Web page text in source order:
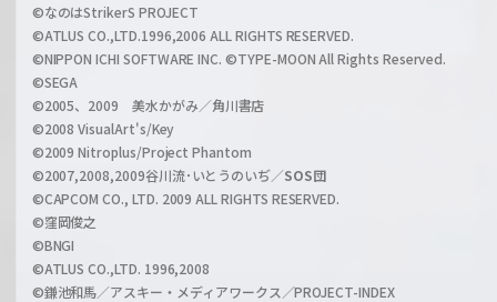
h
a
n
l
©なのはStrikerS PROJECT
©ATLUS CO.,LTD.1996,2006 ALL RIGHTS RESERVED.
©NIPPON ICHI SOFTWARE INC. ©TYPE-MOON All Rights Reserved.
©SEGA
©2005、2009 美水かがみ／角川書店
©2008 VisualArt's/Key
©2009 Nitroplus/Project Phantom
©2007,2008,2009谷川流･いとうのいぢ／SOS団
©CAPCOM CO., LTD. 2009 ALL RIGHTS RESERVED.
©窪岡俊之
©BNGI
©ATLUS CO.,LTD. 1996,2008
©鎌池和馬／アスキー・メディアワークス／PROJECT-INDEX